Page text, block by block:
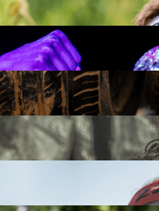
50 PRZESZKÓD
12
NOCNY REKRUT (½)
30 PRZESZKÓD
6
INTRO U-16
15 PRZESZKÓD
3
RUNMAGEDDON HARDCORE
70 PRZESZKÓD
21